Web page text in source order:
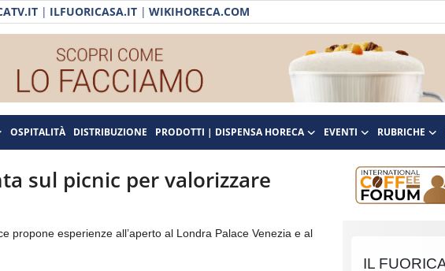
| ILFUORICASA.IT | WIKIHORECA.COM
OSPITALITÀ DISTRIBUZIONE PRODOTTI | DISPENSA HORECA EVENTI RUBRICHE
sul picnic per valorizzare
propone esperienze all’aperto al Londra Palace Venezia e al